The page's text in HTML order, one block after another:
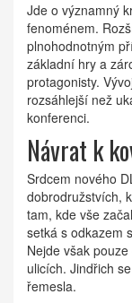
Jde o významný
fenoménem.
plnohodnotným
základní hry a
protagonisty.
rozsáhlejší než
konferenci.
Návrat k
Srdcem nového
dobrodružstvích,
tam, kde vše
setká s odkazem
Nejde však
ulicích. Jindřich
řemesla.